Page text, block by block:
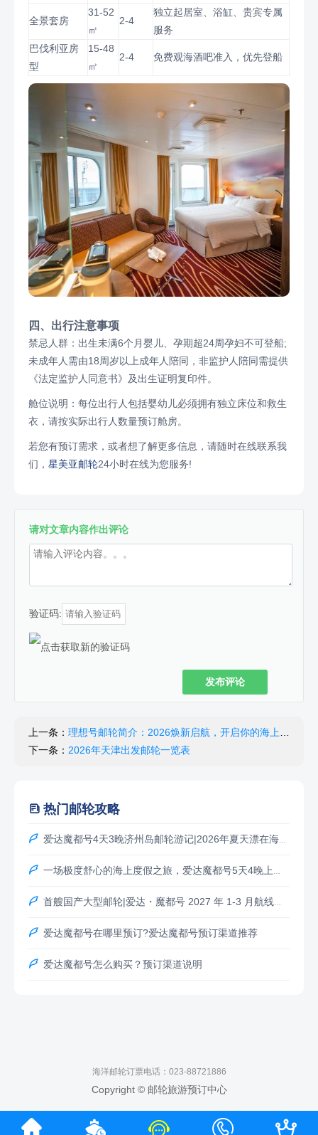
全景套房
31-52
㎡
2-4
独立起居室、浴缸、贵宾专属
服务
巴伐利亚房
型
15-48
㎡
2-4 免费观海酒吧准入，优先登船
四、出行注意事项
禁忌人群：出生未满6个月婴儿、孕期超24周孕妇不可登船;
未成年人需由18周岁以上成年人陪同，非监护人陪同需提供
《法定监护人同意书》及出生证明复印件。
舱位说明：每位出行人包括婴幼儿必须拥有独立床位和救生
衣，请按实际出行人数量预订舱房。
若您有预订需求，或者想了解更多信息，请随时在线联系我
们， 星美亚邮轮24小时在线为您服务!
请对文章内容作出评论
验证码:
发布评论
上一条： 理想号邮轮简介：2026焕新启航，开启你的海上意式奢华之旅
下一条： 2026年天津出发邮轮一览表
 热门邮轮攻略
 爱达魔都号4天3晚济州岛邮轮游记|2026年夏天漂在海上的治愈短途之旅
 一场极度舒心的海上度假之旅，爱达魔都号5天4晚上海-济州(西归浦)-釜山-上海
 首艘国产大型邮轮|爱达・魔都号 2027 年 1-3 月航线全新上线，开启海上浪漫旅程
 爱达魔都号在哪里预订?爱达魔都号预订渠道推荐
 爱达魔都号怎么购买？预订渠道说明
海洋邮轮订票电话：023-88721886
Copyright © 邮轮旅游预订中心
    